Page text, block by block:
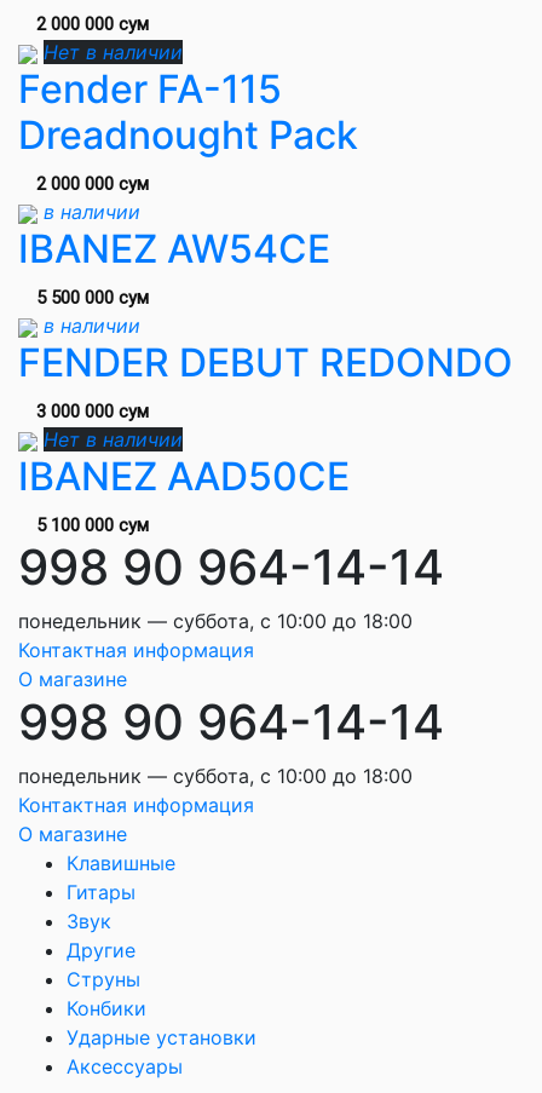
2 000 000 сум
Нет в наличии
Fender FA-115
Dreadnought Pack
2 000 000 сум
в наличии
IBANEZ AW54CE
5 500 000 сум
в наличии
FENDER DEBUT REDONDO
3 000 000 сум
Нет в наличии
IBANEZ AAD50CE
5 100 000 сум
998 90 964-14-14
понедельник — суббота, с 10:00 до 18:00
Контактная информация
О магазине
998 90 964-14-14
понедельник — суббота, с 10:00 до 18:00
Контактная информация
О магазине
Клавишные
Гитары
Звук
Другие
Струны
Конбики
Ударные установки
Аксессуары